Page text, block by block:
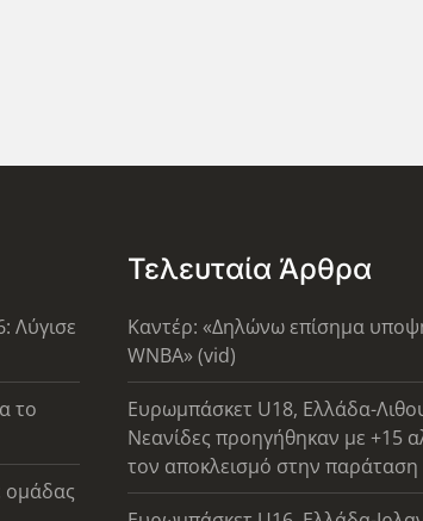
Λύγισε
το
ομάδας
Τελευταία Άρθρα
Καντέρ: «Δηλώνω επίσημα
WNBA» (vid)
Ευρωμπάσκετ U18, Ελλάδα-
Νεανίδες προηγήθηκαν με +15
τον αποκλεισμό στην παράταση